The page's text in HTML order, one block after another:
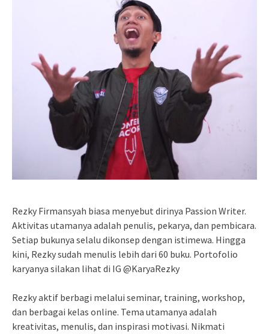
Rezky Firmansyah biasa menyebut dirinya Passion Writer.
Aktivitas utamanya adalah penulis, pekarya, dan pembicara.
Setiap bukunya selalu dikonsep dengan istimewa. Hingga
kini, Rezky sudah menulis lebih dari 60 buku. Portofolio
karyanya silakan lihat di IG @KaryaRezky
Rezky aktif berbagi melalui seminar, training, workshop,
dan berbagai kelas online. Tema utamanya adalah
kreativitas, menulis, dan inspirasi motivasi. Nikmati